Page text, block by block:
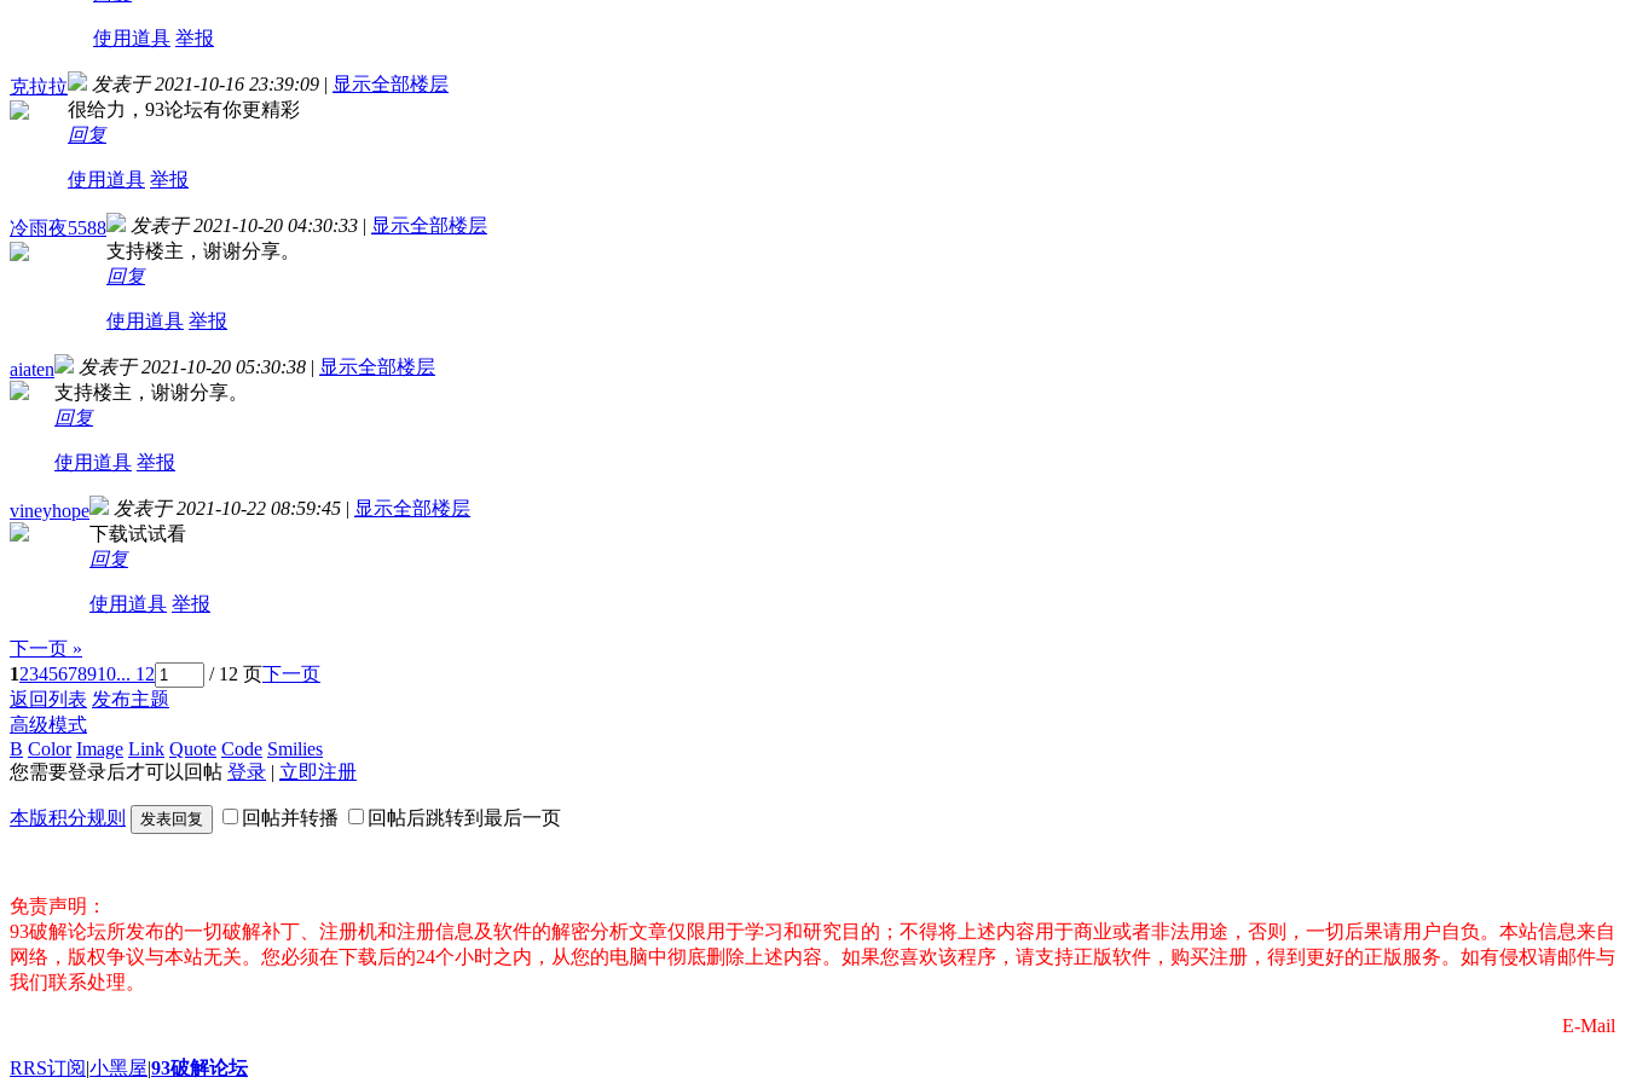
使用道具 举报
克拉拉 发表于 2021-10-16 23:39:09 | 显示全部楼层
很给力，93论坛有你更精彩
回复
使用道具 举报
冷雨夜5588 发表于 2021-10-20 04:30:33 | 显示全部楼层
支持楼主，谢谢分享。
回复
使用道具 举报
aiaten 发表于 2021-10-20 05:30:38 | 显示全部楼层
支持楼主，谢谢分享。
回复
使用道具 举报
vineyhope 发表于 2021-10-22 08:59:45 | 显示全部楼层
下载试试看
回复
使用道具 举报
下一页 »
12345678910... 12 / 12 页下一页
返回列表 发布主题
高级模式
B Color Image Link Quote Code Smilies
您需要登录后才可以回帖 登录 | 立即注册
本版积分规则 发表回复 回帖并转播 回帖后跳转到最后一页
免责声明：
93破解论坛所发布的一切破解补丁、注册机和注册信息及软件的解密分析文章仅限用于学习和研究目的；不得将上述内容用于商业或者非法用途，否则，一切后果请用户自负。本站信息来自
网络，版权争议与本站无关。您必须在下载后的24个小时之内，从您的电脑中彻底删除上述内容。如果您喜欢该程序，请支持正版软件，购买注册，得到更好的正版服务。如有侵权请邮件与
我们联系处理。
E-Mail
RRS订阅|小黑屋|93破解论坛